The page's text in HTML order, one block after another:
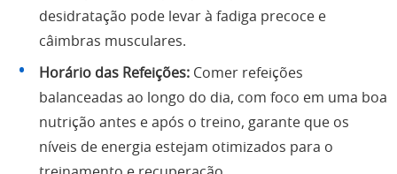
desidratação pode levar à fadiga precoce e
câimbras musculares.
Horário das Refeições: Comer refeições
balanceadas ao longo do dia, com foco em uma boa
nutrição antes e após o treino, garante que os
níveis de energia estejam otimizados para o